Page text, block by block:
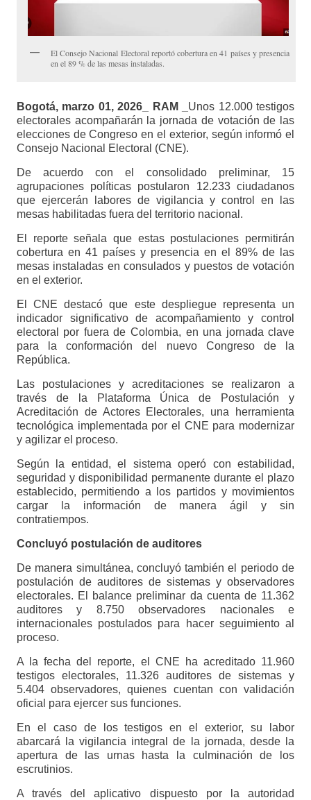
El Consejo Nacional Electoral reportó cobertura en 41 países y presencia
en el 89 % de las mesas instaladas.
Bogotá, marzo 01, 2026_ RAM _ Unos 12.000 testigos
electorales acompañarán la jornada de votación de las
elecciones de Congreso en el exterior, según informó el
Consejo Nacional Electoral (CNE).
De acuerdo con el consolidado preliminar, 15
agrupaciones políticas postularon 12.233 ciudadanos
que ejercerán labores de vigilancia y control en las
mesas habilitadas fuera del territorio nacional.
El reporte señala que estas postulaciones permitirán
cobertura en 41 países y presencia en el 89% de las
mesas instaladas en consulados y puestos de votación
en el exterior.
El CNE destacó que este despliegue representa un
indicador significativo de acompañamiento y control
electoral por fuera de Colombia, en una jornada clave
para la conformación del nuevo Congreso de la
República.
Las postulaciones y acreditaciones se realizaron a
través de la Plataforma Única de Postulación y
Acreditación de Actores Electorales, una herramienta
tecnológica implementada por el CNE para modernizar
y agilizar el proceso.
Según la entidad, el sistema operó con estabilidad,
seguridad y disponibilidad permanente durante el plazo
establecido, permitiendo a los partidos y movimientos
cargar la información de manera ágil y sin
contratiempos.
Concluyó postulación de auditores
De manera simultánea, concluyó también el periodo de
postulación de auditores de sistemas y observadores
electorales. El balance preliminar da cuenta de 11.362
auditores y 8.750 observadores nacionales e
internacionales postulados para hacer seguimiento al
proceso.
A la fecha del reporte, el CNE ha acreditado 11.960
testigos electorales, 11.326 auditores de sistemas y
5.404 observadores, quienes cuentan con validación
oficial para ejercer sus funciones.
En el caso de los testigos en el exterior, su labor
abarcará la vigilancia integral de la jornada, desde la
apertura de las urnas hasta la culminación de los
escrutinios.
A través del aplicativo dispuesto por la autoridad